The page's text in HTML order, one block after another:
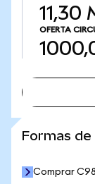
11,30
OFERTA
Formas de
Comprar C98